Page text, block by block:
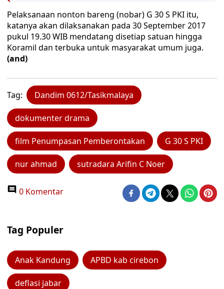
Pelaksanaan nonton bareng (nobar) G 30 S PKI itu,
katanya akan dilaksanakan pada 30 September 2017
pukul 19.30 WIB mendatang disetiap satuan hingga
Koramil dan terbuka untuk masyarakat umum juga.
(and)
Tag: Dandim 0612/Tasikmalaya
dokumenter drama
film Penumpasan Pemberontakan G 30 S PKI
nur ahmad sutradara Arifin C Noer
0 Komentar
Tag Populer
Anak Kandung APBD kab cirebon
deflasi jabar